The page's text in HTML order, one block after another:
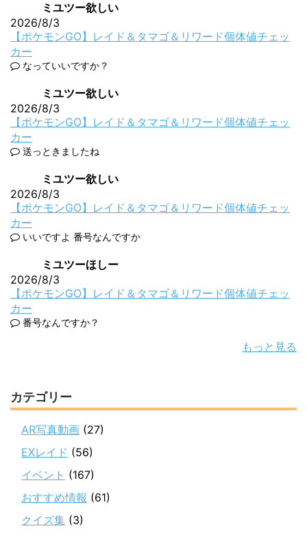
ミユツー欲しい
2026/8/3
【ポケモンGO】レイド＆タマゴ＆リワード個体値チェッ
カー
なっていいですか？
ミユツー欲しい
2026/8/3
【ポケモンGO】レイド＆タマゴ＆リワード個体値チェッ
カー
送っときましたね
ミユツー欲しい
2026/8/3
【ポケモンGO】レイド＆タマゴ＆リワード個体値チェッ
カー
いいですよ 番号なんですか
ミユツーほしー
2026/8/3
【ポケモンGO】レイド＆タマゴ＆リワード個体値チェッ
カー
番号なんですか？
もっと見る
カテゴリー
AR写真動画 (27)
EXレイド (56)
イベント (167)
おすすめ情報 (61)
クイズ集 (3)